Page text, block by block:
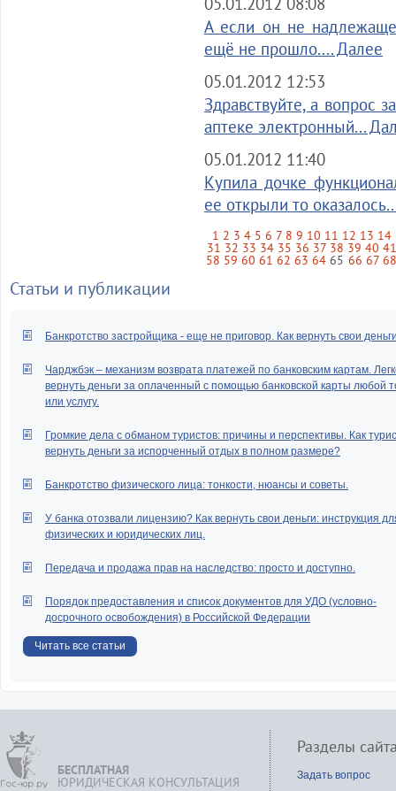
А если он не
ещё не прошло.... Далее
05.01.2012 12:53
Здравствуйте, а вопрос
аптеке электронный...
05.01.2012 11:40
Купила дочке
ее открыли то
1 2 3 4 5 6 7 8 9 10 11 12 13 14
31 32 33 34 35 36 37 38 39 40
58 59 60 61 62 63 64 65 66 67
Статьи и публикации
Банкротство застройщика - еще не приговор. Как вернуть свои
Чарджбэк – механизм возврата платежей по банковским картам.
вернуть деньги за оплаченный с помощью банковской карты любой
или услугу.
Громкие дела с обманом туристов: причины и перспективы. Как
вернуть деньги за испорченный отдых в полном размере?
Банкротство физического лица: тонкости, нюансы и советы.
У банка отозвали лицензию? Как вернуть свои деньги: инструкция
физических и юридических лиц.
Передача и продажа прав на наследство: просто и доступно.
Порядок предоставления и список документов для УДО (условно-
досрочного освобождения) в Российской Федерации
Читать все статьи
БЕСПЛАТНАЯ
ЮРИДИЧЕСКАЯ КОНСУЛЬТАЦИЯ
Разделы
Задать вопрос